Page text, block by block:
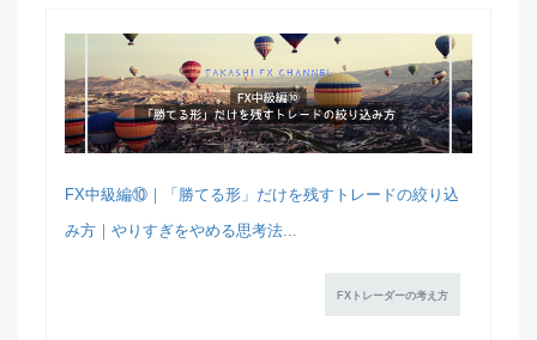
FX中級編⑩｜「勝てる形」だけを残すトレードの絞り込
み方｜やりすぎをやめる思考法...
FXトレーダーの考え方